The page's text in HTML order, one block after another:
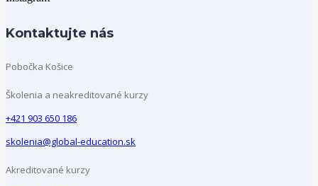
Kontaktujte nás
Pobočka Košice
Školenia a neakreditované kurzy
+421 903 650 186
skolenia@global-education.sk
Akreditované kurzy